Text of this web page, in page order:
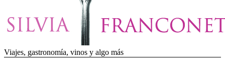
Viajes, gastronomía, vinos y algo más